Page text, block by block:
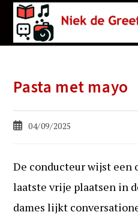
Pasta met mayo
Bericht04/09/2025
De conducteur wijst een
laatste vrije plaatsen in
dames lijkt